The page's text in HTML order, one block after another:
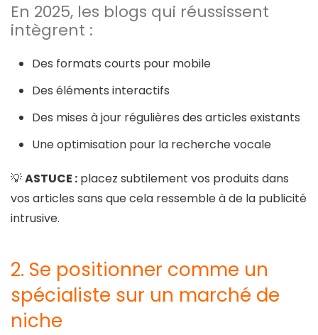
En 2025, les blogs qui réussissent
intègrent :
Des formats courts pour mobile
Des éléments interactifs
Des mises à jour régulières des articles existants
Une optimisation pour la recherche vocale
💡ASTUCE : placez subtilement vos produits dans
vos articles sans que cela ressemble à de la publicité
intrusive.
2. Se positionner comme un
spécialiste sur un marché de
niche